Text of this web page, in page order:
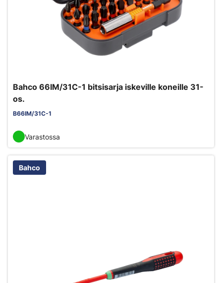
Bahco 66IM/31C-1 bitsisarja iskeville koneille 31-
os.
B66IM/31C-1
Varastossa
Bahco